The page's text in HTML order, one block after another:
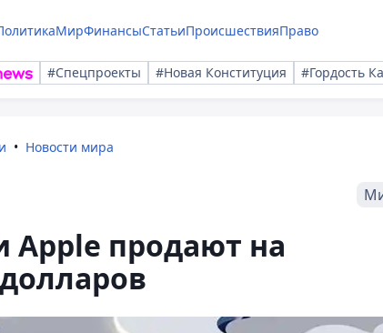
МирФинансыСтатьиПроисшествияПраво
#Спецпроекты #Новая Конституция #Гордость
Новости мира
Apple продают на